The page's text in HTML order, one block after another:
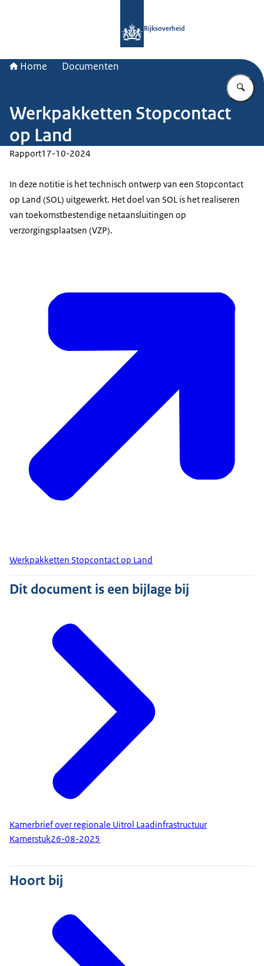
Rijksoverheid
Home Documenten
Werkpakketten Stopcontact
op Land
Rapport17-10-2024
In deze notitie is het technisch ontwerp van een Stopcontact
op Land (SOL) uitgewerkt. Het doel van SOL is het realiseren
van toekomstbestendige netaansluitingen op
verzorgingsplaatsen (VZP).
Werkpakketten Stopcontact op Land
Dit document is een bijlage bij
Kamerbrief over regionale Uitrol Laadinfrastructuur
Kamerstuk26-08-2025
Hoort bij